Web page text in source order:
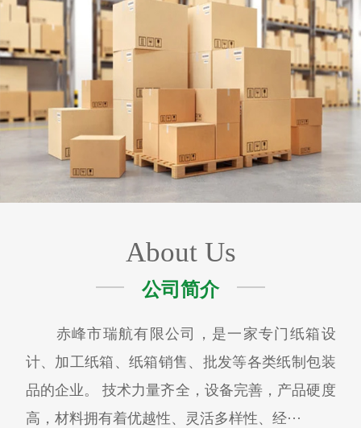
About Us
公司简介
赤峰市瑞航有限公司，是一家专门纸箱设
计、加工纸箱、纸箱销售、批发等各类纸制包装
品的企业。 技术力量齐全，设备完善，产品硬度
高，材料拥有着优越性、灵活多样性、经···